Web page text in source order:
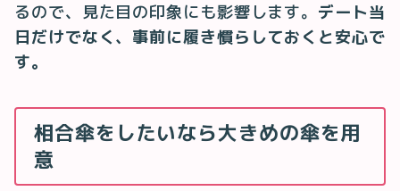
るので、見た目の印象にも影響します。 デート当
日だけでなく、事前に履き慣らしておくと安心で
す。
相合傘をしたいなら大きめの傘を用
意